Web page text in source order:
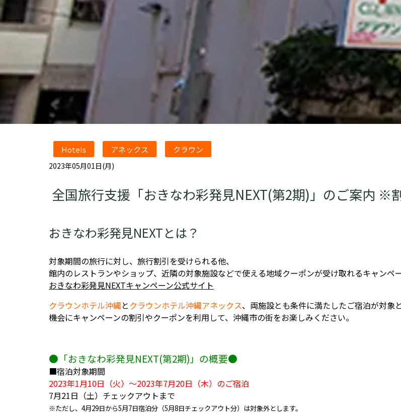
Hotels アネックス クラウン
2023年05月01日(月)
全国旅行支援「おきなわ彩発見NEXT(第2期)」のご案内 ※
おきなわ彩発見NEXTとは？
対象期間の旅行に対し、旅行割引を受けられる他、
館内のレストランやショップ、近隣の対象施設などで使える地域クーポンが受け取れるキャンペー
おきなわ彩発見NEXTキャンペーン公式サイト
クラウンホテル沖縄とクラウンホテル沖縄アネックス、両施設とも条件に満たしたご宿泊が対象
機会にキャンペーンの割引やクーポンを利用して、沖縄市の街をお楽しみください。
●「おきなわ彩発見NEXT(第2期)」の概要●
■宿泊対象期間
2023年1月10日（火）～2023年7月20日（木）のご宿泊
7月21日（土）チェックアウトまで
※ただし、4月29日から5月7日宿泊分（5月8日チェックアウト分）は対象外とします。